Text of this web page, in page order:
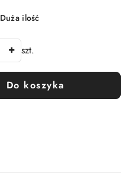
Duża ilość
szt.
Do koszyka